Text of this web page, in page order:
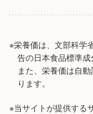
※栄養価は、文部科学
告の日本食品標準成
また、栄養価は自
ります。
※当サイトが提供する